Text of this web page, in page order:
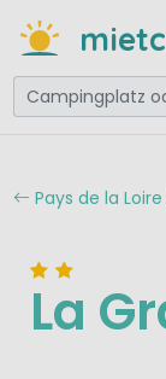
Pays de la
La